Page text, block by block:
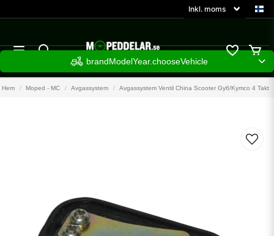
brandModelYear.chooseVehicle
Hem Moped - MC Avgassystem Avgassystem Ventil China Scooter Gy6/Kymco 4 Takt